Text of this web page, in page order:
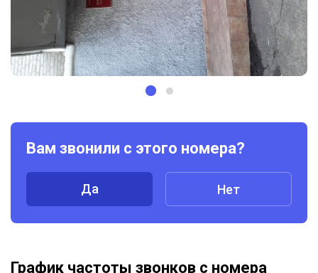
Вам звонили с этого номера?
Да Нет
График частоты звонков с номера